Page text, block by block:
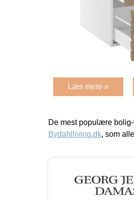
Læs mere »
De mest populære
Bydahlliving.dk, som